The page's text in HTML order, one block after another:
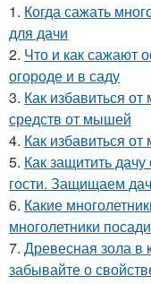
1. Когда сажать
для дачи
2. Что и как сажают
огороде и в саду
3. Как избавиться
средств от мышей
4. Как избавиться
5. Как защитить
гости. Защищаем
6. Какие
многолетники
7. Древесная зола в
забывайте о